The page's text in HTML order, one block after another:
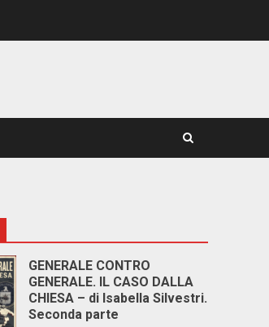
GENERALE CONTRO
GENERALE. IL CASO DALLA
CHIESA – di Isabella Silvestri.
Seconda parte